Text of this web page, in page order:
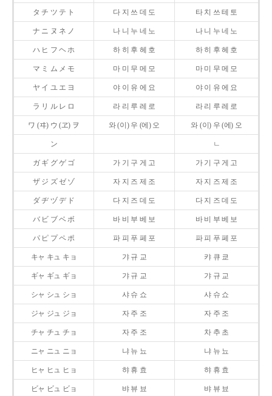
タ チ ツ テ ト 다 지 쓰 데 도 타 치 쓰 테 토
ナ ニ ヌ ネ ノ 나 니 누 네 노 나 니 누 네 노
ハ ヒ フ ヘ ホ 하 히 후 헤 호 하 히 후 헤 호
マ ミ ム メ モ 마 미 무 메 모 마 미 무 메 모
ヤ イ ユ エ ヨ 야 이 유 에 요 야 이 유 에 요
ラ リ ル レ ロ 라 리 루 레 로 라 리 루 레 로
ワ (ヰ) ウ (ヱ) ヲ 와 (이) 우 (에) 오 와 (이) 우 (에) 오
ン ㄴ
ガ ギ グ ゲ ゴ 가 기 구 게 고 가 기 구 게 고
ザ ジ ズ ゼ ゾ 자 지 즈 제 조 자 지 즈 제 조
ダ ヂ ヅ デ ド 다 지 즈 데 도 다 지 즈 데 도
バ ビ ブ ベ ボ 바 비 부 베 보 바 비 부 베 보
パ ピ プ ペ ポ 파 피 푸 페 포 파 피 푸 페 포
キャ キュ キョ 갸 규 교 캬 큐 쿄
ギャ ギュ ギョ 갸 규 교 갸 규 교
シャ シュ ショ 샤 슈 쇼 샤 슈 쇼
ジャ ジュ ジョ 자 주 조 자 주 조
チャ チュ チョ 자 주 조 차 추 초
ニャ ニュ ニョ 냐 뉴 뇨 냐 뉴 뇨
ヒャ ヒュ ヒョ 햐 휴 효 햐 휴 효
ビャ ビュ ビョ 뱌 뷰 뵤 뱌 뷰 뵤